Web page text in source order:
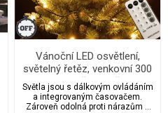
Vánoční LED osvětlení,
světelný řetěz, venkovní 300
ks/35 m s časovačem a
dálkovým ovládáním
Světla jsou s dálkovým ovládáním
a integrovaným časovačem.
Zároveň odolná proti nárazům a